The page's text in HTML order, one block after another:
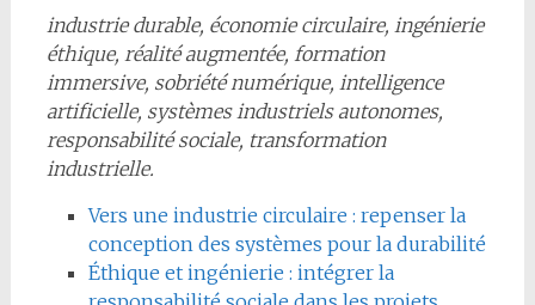
industrie durable, économie circulaire, ingénierie
éthique, réalité augmentée, formation
immersive, sobriété numérique, intelligence
artificielle, systèmes industriels autonomes,
responsabilité sociale, transformation
industrielle.
Vers une industrie circulaire : repenser la
conception des systèmes pour la durabilité
Éthique et ingénierie : intégrer la